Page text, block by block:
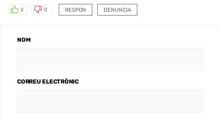
RESPON
2 0 DENUNCIA
NOM
CORREU ELECTRÒNIC